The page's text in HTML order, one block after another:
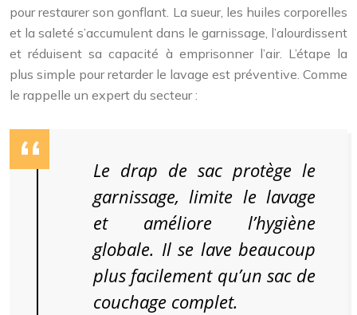
pour restaurer son gonflant. La sueur, les huiles corporelles
et la saleté s’accumulent dans le garnissage, l’alourdissent
et réduisent sa capacité à emprisonner l’air. L’étape la
plus simple pour retarder le lavage est préventive. Comme
le rappelle un expert du secteur :
Le drap de sac protège le
garnissage, limite le lavage
et améliore l’hygiène
globale. Il se lave beaucoup
plus facilement qu’un sac de
couchage complet.